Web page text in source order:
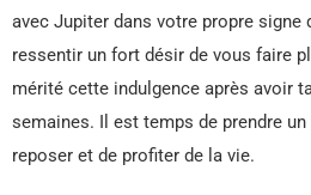
avec Jupiter dans votre propre signe
ressentir un fort désir de vous faire
mérité cette indulgence après avoir
semaines. Il est temps de prendre
reposer et de profiter de la vie.